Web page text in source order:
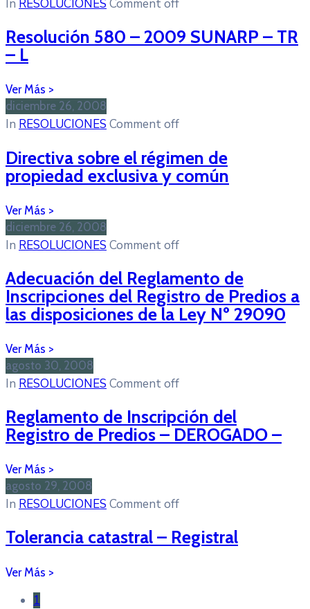
In RESOLUCIONES Comment off
Resolución 580 – 2009 SUNARP – TR
– L
diciembre 26, 2008
In RESOLUCIONES Comment off
Directiva sobre el régimen de
propiedad exclusiva y común
diciembre 26, 2008
In RESOLUCIONES Comment off
Adecuación del Reglamento de
Inscripciones del Registro de Predios a
las disposiciones de la Ley Nº 29090
agosto 30, 2008
In RESOLUCIONES Comment off
Reglamento de Inscripción del
Registro de Predios – DEROGADO –
agosto 29, 2008
In RESOLUCIONES Comment off
Tolerancia catastral – Registral
1